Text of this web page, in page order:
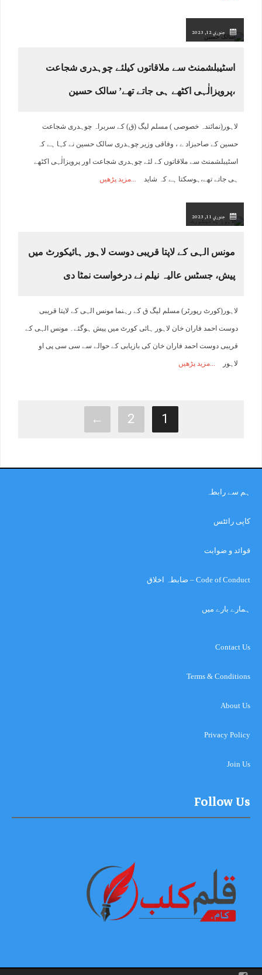
جنوري 12, 2023
اسٹیبلشمنٹ سے ملاقاتوں کیلئے چوہدری شجاعت
،پرویزالٰہی اکٹھے ہی جاتے تھے’ سالک حسین
لاہور(نمائندہ خصوصی ) مسلم لیگ (ق) کے سربراہ چوہدری شجاعت
حسین کے صاحبزاد ے ، وفاقی وزیر چوہدری سالک حسین نے کہا ہے کہ
اسٹیبلشمنٹ سے ملاقاتوں کے لئے چوہدری شجاعت اور پرویزالٰہی اکٹھے
ہی جاتے تھے،ہوسکتا ہے کہ شاید مزید پڑھیں
جنوري 11, 2023
مونس الہی کے لاپتا قریبی دوست لاہور ہائیکورٹ میں
پیش، جسٹس عالیہ نیلم نے درخواست نمٹا دی
لاہور(کورٹ رپورٹر) مسلم لیگ ق کے رہنما مونس الہی کے لاپتا قریبی
دوست احمد فاران خان لاہور ہائی کورٹ میں پیش ہوگئے۔ مونس الہی کے
قریبی دوست احمد فاران خان کی بازیابی کے حوالے سے سی سی پی او
لاہور مزید پڑھیں
1
2
←
ہم سے رابطہ
کاپی رائٹس
قوائد و ضوابت
Code of Conduct – ضابطہ اخلاق
ہمارے بارے میں
Contact Us
Terms & Conditions
About Us
Privacy Policy
Join Us
Follow Us